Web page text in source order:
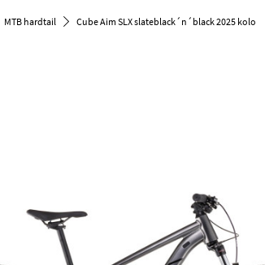
MTB hardtail Cube Aim SLX slateblack´n´black 2025 kolo